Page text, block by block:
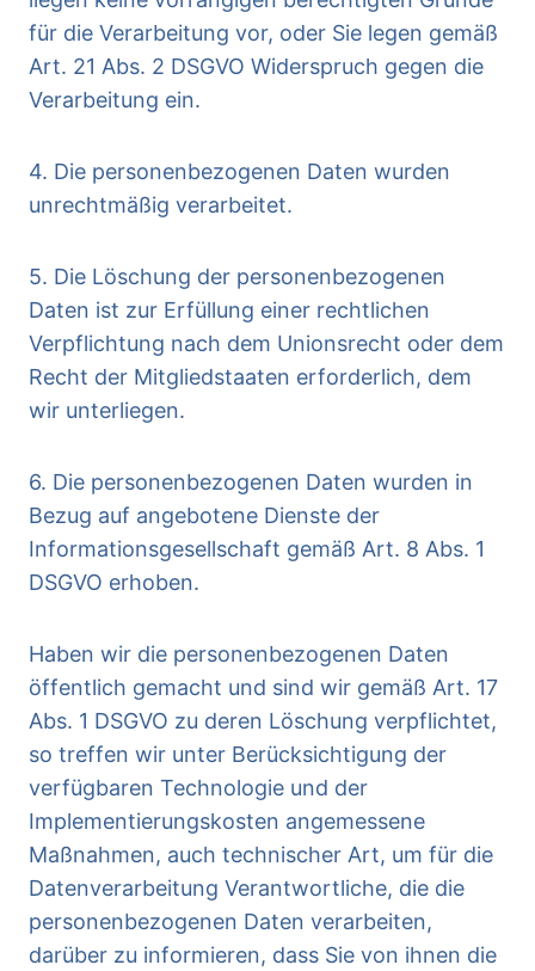
für die Verarbeitung vor, oder Sie legen gemäß
Art. 21 Abs. 2 DSGVO Widerspruch gegen die
Verarbeitung ein.
4. Die personenbezogenen Daten wurden
unrechtmäßig verarbeitet.
5. Die Löschung der personenbezogenen
Daten ist zur Erfüllung einer rechtlichen
Verpflichtung nach dem Unionsrecht oder dem
Recht der Mitgliedstaaten erforderlich, dem
wir unterliegen.
6. Die personenbezogenen Daten wurden in
Bezug auf angebotene Dienste der
Informationsgesellschaft gemäß Art. 8 Abs. 1
DSGVO erhoben.
Haben wir die personenbezogenen Daten
öffentlich gemacht und sind wir gemäß Art. 17
Abs. 1 DSGVO zu deren Löschung verpflichtet,
so treffen wir unter Berücksichtigung der
verfügbaren Technologie und der
Implementierungskosten angemessene
Maßnahmen, auch technischer Art, um für die
Datenverarbeitung Verantwortliche, die die
personenbezogenen Daten verarbeiten,
darüber zu informieren, dass Sie von ihnen die